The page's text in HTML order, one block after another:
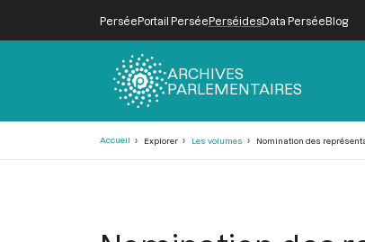
PerséePortail PerséePerséidesData PerséeBlog
ARCHIVES
PARLEMENTAIRES
Accueil Explorer Les volumes Nomination des